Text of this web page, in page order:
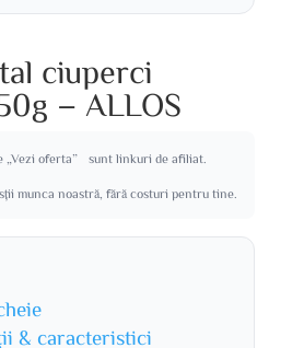
ciuperci
– ALLOS
„Vezi oferta” sunt linkuri de afiliat.
munca noastră, fără costuri pentru tine.
& caracteristici